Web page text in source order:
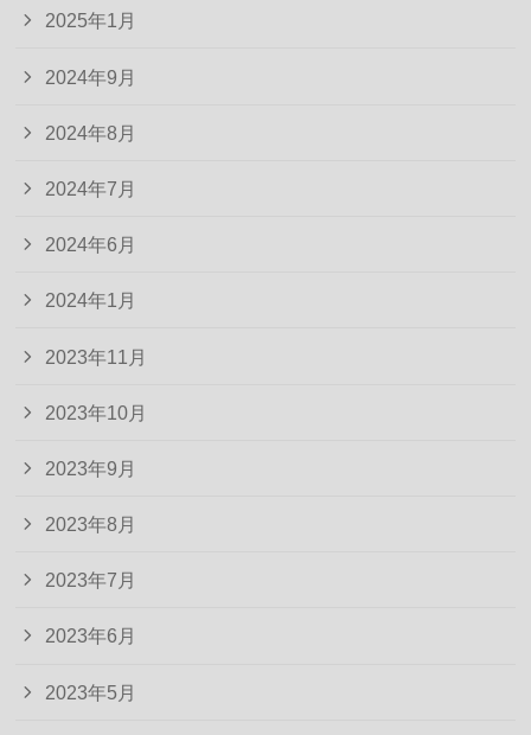
2025年1月
2024年9月
2024年8月
2024年7月
2024年6月
2024年1月
2023年11月
2023年10月
2023年9月
2023年8月
2023年7月
2023年6月
2023年5月